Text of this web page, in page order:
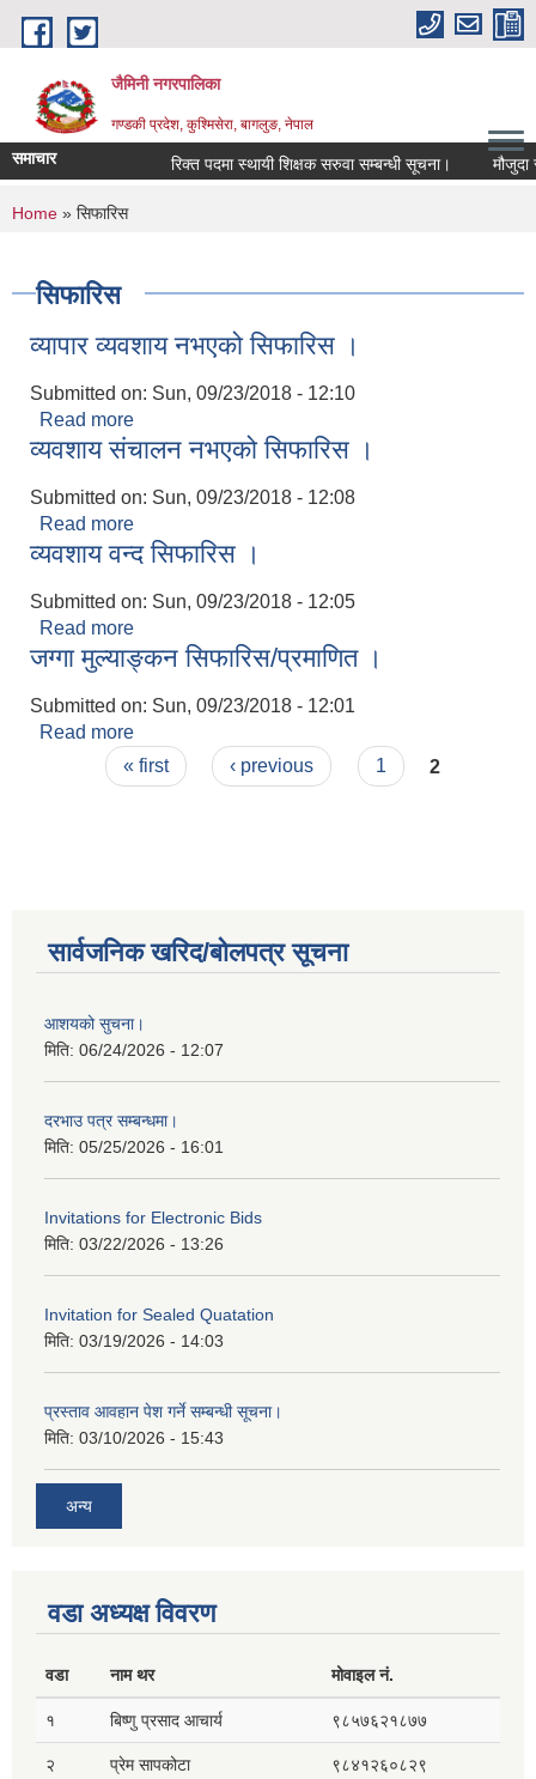
Skip to main content
जैमिनी नगरपालिका
गण्डकी प्रदेश, कुश्मिसेरा, बागलुङ, नेपाल
समाचार रिक्त पदमा स्थायी शिक्षक सरुवा सम्बन्धी सूचना। मौजुदा
You are here
Home » सिफारिस
सिफारिस
व्यापार व्यवशाय नभएको सिफारिस ।
Submitted on: Sun, 09/23/2018 - 12:10
Read more
व्यवशाय संचालन नभएको सिफारिस ।
Submitted on: Sun, 09/23/2018 - 12:08
Read more
व्यवशाय वन्द सिफारिस ।
Submitted on: Sun, 09/23/2018 - 12:05
Read more
जग्गा मुल्याङ्कन सिफारिस/प्रमाणित ।
Submitted on: Sun, 09/23/2018 - 12:01
Read more
Pages« first ‹ previous 1 2
सार्वजनिक खरिद/बोलपत्र सूचना
आशयको सुचना।
मिति: 06/24/2026 - 12:07
दरभाउ पत्र सम्बन्धमा।
मिति: 05/25/2026 - 16:01
Invitations for Electronic Bids
मिति: 03/22/2026 - 13:26
Invitation for Sealed Quatation
मिति: 03/19/2026 - 14:03
प्रस्ताव आवहान पेश गर्ने सम्बन्धी सूचना।
मिति: 03/10/2026 - 15:43
अन्य
वडा अध्यक्ष विवरण
वडा नाम थर मोवाइल नं.
१ बिष्णु प्रसाद आचार्य ९८५७६२१८७७
२ प्रेम सापकोटा ९८४१२६०८२९